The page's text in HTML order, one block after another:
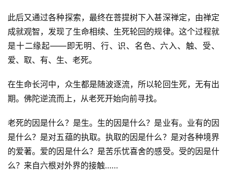
资
讯
八
此后又通过各种探索，最终在菩提树下入甚深禅定，由禅定
成就观智，发现了生命相续、生死轮回的规律。这个过程就
是十二缘起——即无明、行、识、名色、六入、触、受、
爱、取、有、生、老死。
在生命长河中，众生都是随波逐流，所以轮回生死，无有出
期。佛陀逆流而上，从老死开始向前寻找。
老死的因是什么？是生。生的因是什么？是业有。业有的因
是什么？是对五蕴的执取。执取的因是什么？是对各种境界
的爱著。爱的因是什么？是苦乐忧喜舍的感受。受的因是什
么？来自六根对外界的接触……